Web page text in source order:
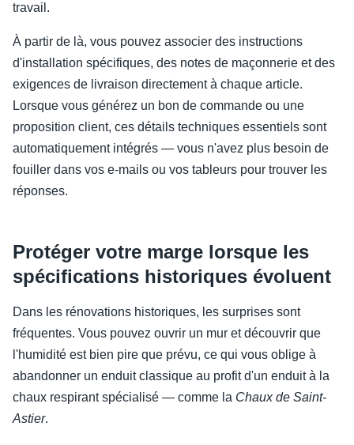
travail.
À partir de là, vous pouvez associer des instructions
d'installation spécifiques, des notes de maçonnerie et des
exigences de livraison directement à chaque article.
Lorsque vous générez un bon de commande ou une
proposition client, ces détails techniques essentiels sont
automatiquement intégrés — vous n'avez plus besoin de
fouiller dans vos e-mails ou vos tableurs pour trouver les
réponses.
Protéger votre marge lorsque les
spécifications historiques évoluent
Dans les rénovations historiques, les surprises sont
fréquentes. Vous pouvez ouvrir un mur et découvrir que
l'humidité est bien pire que prévu, ce qui vous oblige à
abandonner un enduit classique au profit d'un enduit à la
chaux respirant spécialisé — comme la Chaux de Saint-
Astier.